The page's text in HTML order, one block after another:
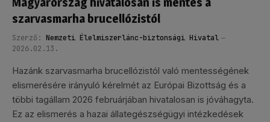
szarvasmarha brucellózistól
Szerző: Nemzeti Élelmiszerlánc-biztonsági Hivatal
2026.02.13.
Hazánk szarvasmarha brucellózistól való mentességének
elismerésére irányuló kérelmét az Európai Bizottság és a
többi tagállam 2026 februárjában hivatalosan is jóváhagyta.
Ez az elismerés a hazai állategészségügyi intézkedések